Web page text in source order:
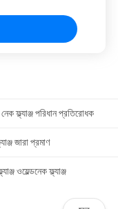
ফ্ল্যাঞ্জ পরিধান প্রতিরোধক
জারা প্রমাণ
ওয়েল্ডনেক ফ্ল্যাঞ্জ